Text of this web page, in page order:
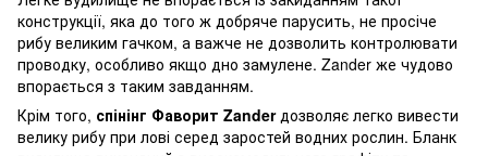
конструкції, яка до того ж добряче парусить, не просіче
рибу великим гачком, а важче не дозволить контролювати
проводку, особливо якщо дно замулене. Zander же чудово
впорається з таким завданням.
Крім того, спінінг Фаворит Zanderдозволяє легко вивести
велику рибу при лові серед заростей водних рослин. Бланк